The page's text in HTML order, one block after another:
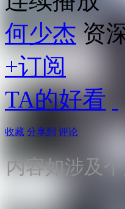
何少杰 资
+订阅
TA的好看
收藏 分享到 评论
内容如涉及